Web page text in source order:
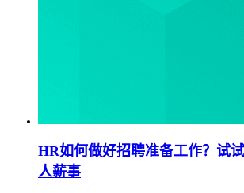
HR如何做好招聘准备工作？试
人薪事